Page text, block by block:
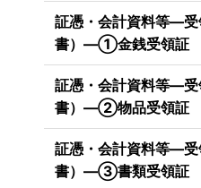
証憑・会計資料等―受
書）―①金銭受領証
証憑・会計資料等―受
書）―②物品受領証
証憑・会計資料等―受
書）―③書類受領証